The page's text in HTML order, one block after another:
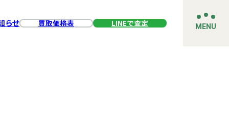
らせ 買取価格表 LINEで査定 MENU